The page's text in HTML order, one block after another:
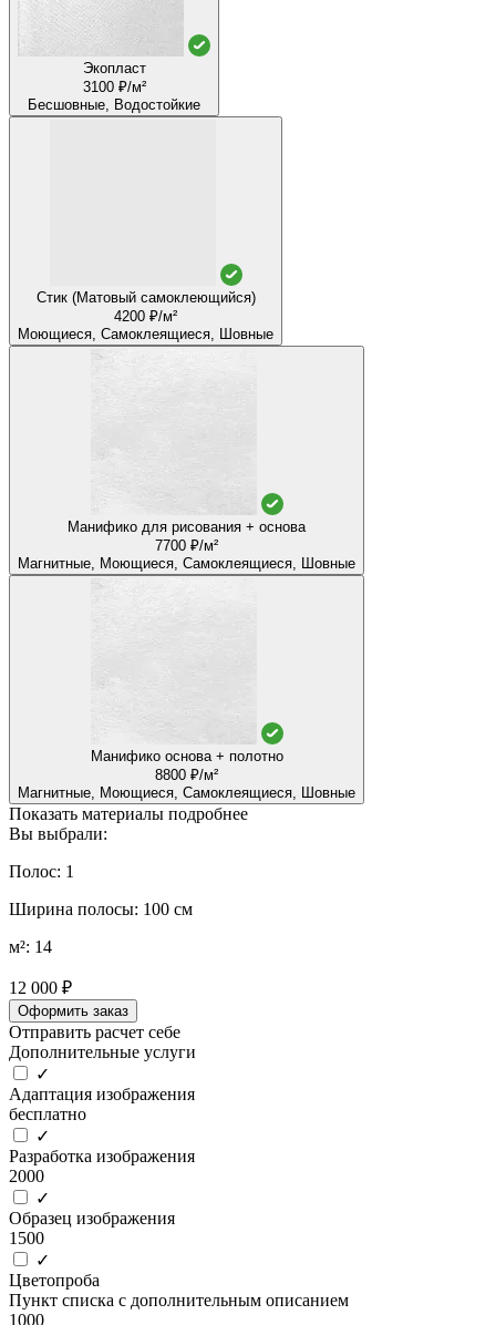
Экопласт
3100 ₽/м²
Бесшовные, Водостойкие
Стик (Матовый самоклеющийся)
4200 ₽/м²
Моющиеся, Самоклеящиеся, Шовные
Манифико для рисования + основа
7700 ₽/м²
Магнитные, Моющиеся, Самоклеящиеся, Шовные
Манифико основа + полотно
8800 ₽/м²
Магнитные, Моющиеся, Самоклеящиеся, Шовные
Показать материалы подробнее
Вы выбрали:
Полос: 1
Ширина полосы: 100 см
м²: 14
12 000 ₽
Оформить заказ
Отправить расчет себе
Дополнительные услуги
✓
Адаптация изображения
бесплатно
✓
Разработка изображения
2000
✓
Образец изображения
1500
✓
Цветопроба
Пункт списка с дополнительным описанием
1000